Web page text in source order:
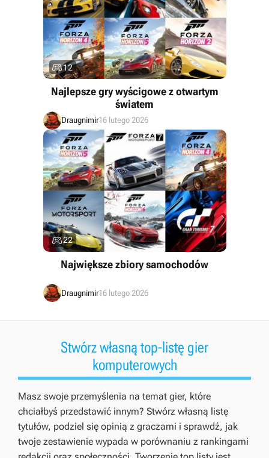
12
Najlepsze gry wyścigowe z otwartym
światem
Draugnimir16 lutego 2026
22
Największe zbiory samochodów
Draugnimir16 lutego 2026
Stwórz własną top-listę gier
komputerowych
Masz swoje przemyślenia na temat gier, które
chciałbyś przedstawić innym? Stwórz własną listę
tytułów, podziel się opinią z graczami i sprawdź, jak
twoje zestawienie wypada w porównaniu z rankingami